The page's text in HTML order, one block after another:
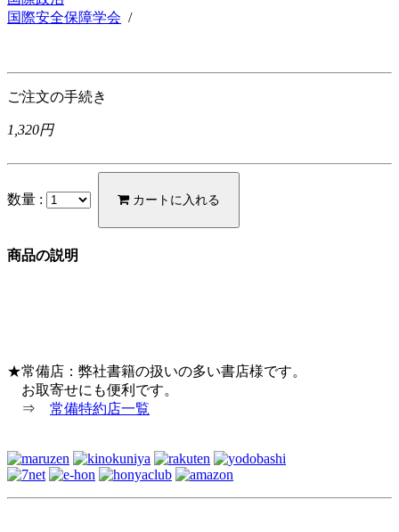
国際安全保障学会 /
ご注文の手続き
1,320円
数量 : カートに入れる
商品の説明
★常備店：弊社書籍の扱いの多い書店様です。
お取寄せにも便利です。
⇒ 常備特約店一覧